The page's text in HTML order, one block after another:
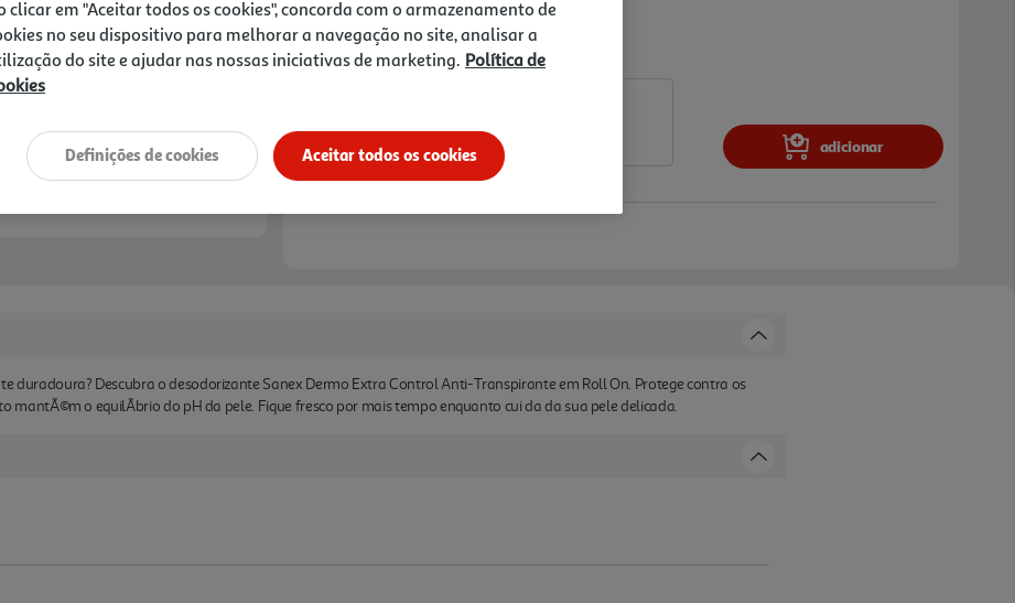
Notas de preparação
adicionar
duradoura? Descubra o desodorizante Sanex Dermo Extra Control Anti-Transpirante em Roll On. Protege contra os
mantÃ©m o equilÃ­brio do pH da pele. Fique fresco por mais tempo enquanto cui da da sua pele delicada.
clicar em "Aceitar todos os cookies", concorda com o armazenamento de
no seu dispositivo para melhorar a navegação no site, analisar a
do site e ajudar nas nossas iniciativas de marketing. Política de
Aceitar todos os cookies
Definições de cookies